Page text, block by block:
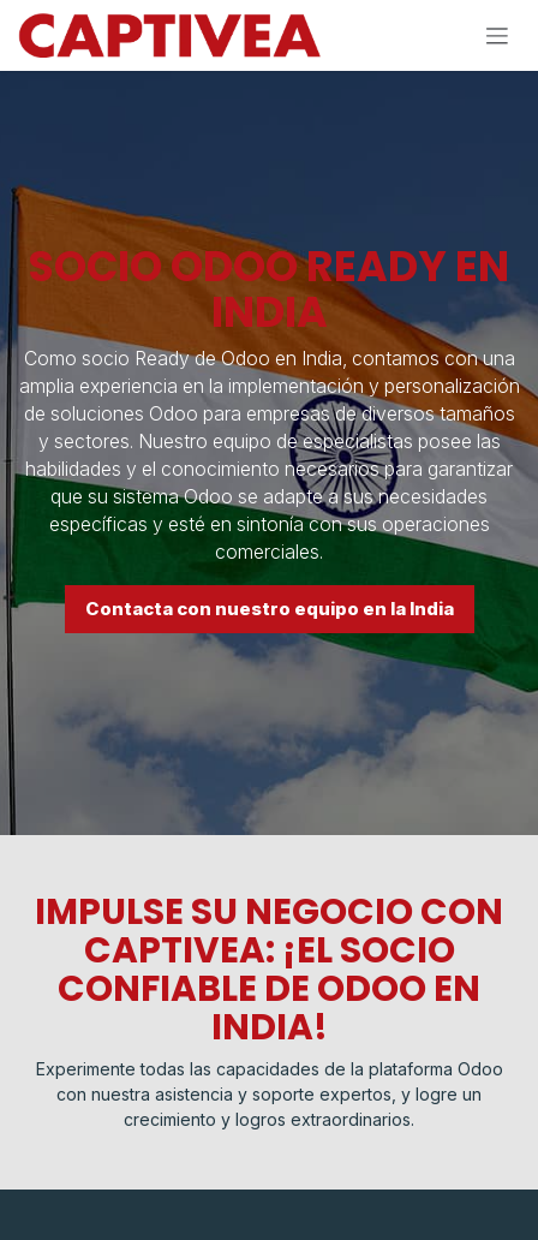
Ir al contenido
SOCIO ODOO READY EN
INDIA
Como socio Ready de Odoo en India, contamos con una
amplia experiencia en la implementación y personalización
de soluciones Odoo para empresas de diversos tamaños
y sectores. Nuestro equipo de especialistas posee las
habilidades y el conocimiento necesarios para garantizar
que su sistema Odoo se adapte a sus necesidades
específicas y esté en sintonía con sus operaciones
comerciales.
Contacta con nuestro equipo en la India
IMPULSE SU NEGOCIO CON
CAPTIVEA: ¡EL SOCIO
CONFIABLE DE ODOO EN
INDIA!
Experimente todas las capacidades de la plataforma Odoo
con nuestra asistencia y soporte expertos, y logre un
crecimiento y logros extraordinarios.